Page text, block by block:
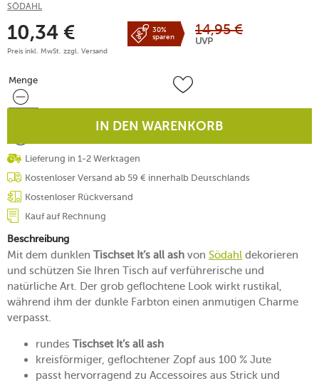
SÖDAHL
10,34 €
Preis inkl. MwSt. zzgl. Versand
30%
sparen
14,95 €
UVP
Menge
Menge
IN DEN WARENKORB
Lieferung in 1-2 Werktagen
Kostenloser Versand ab 59 € innerhalb Deutschlands
Kostenloser Rückversand
Kauf auf Rechnung
Beschreibung
Mit dem dunklen Tischset It’s all ash von Södahl dekorieren
und schützen Sie Ihren Tisch auf verführerische und
natürliche Art. Der grob geflochtene Look wirkt rustikal,
während ihm der dunkle Farbton einen anmutigen Charme
verpasst.
rundes Tischset It’s all ash
kreisförmiger, geflochtener Zopf aus 100 % Jute
passt hervorragend zu Accessoires aus Strick und